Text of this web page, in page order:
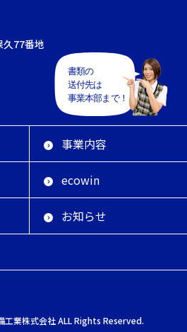
久77番地
事業内容
ecowin
お知らせ
業株式会社 ALL Rights Reserved.